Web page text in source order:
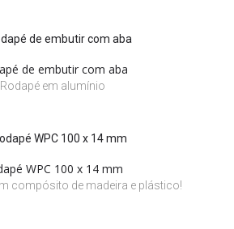
de embutir com aba
Rodapé em alumínio
WPC 100 x 14 mm
compósito de madeira e plástico!